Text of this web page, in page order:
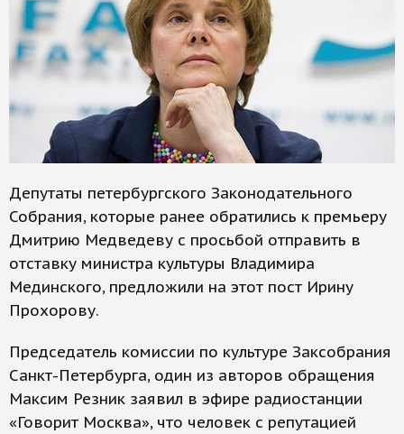
Депутаты петербургского Законодательного
Собрания, которые ранее обратились к премьеру
Дмитрию Медведеву с просьбой отправить в
отставку министра культуры Владимира
Мединского, предложили на этот пост Ирину
Прохорову.
Председатель комиссии по культуре Заксобрания
Санкт-Петербурга, один из авторов обращения
Максим Резник заявил в эфире радиостанции
«Говорит Москва», что человек с репутацией